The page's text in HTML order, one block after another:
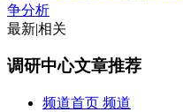
争分析
最新|相关
调研中心文章推荐
频道首页 频道